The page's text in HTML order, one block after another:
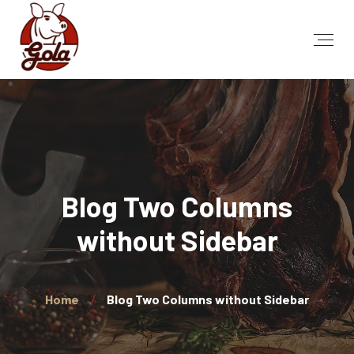
Blog Two Columns
without Sidebar
Home Blog Two Columns without Sidebar